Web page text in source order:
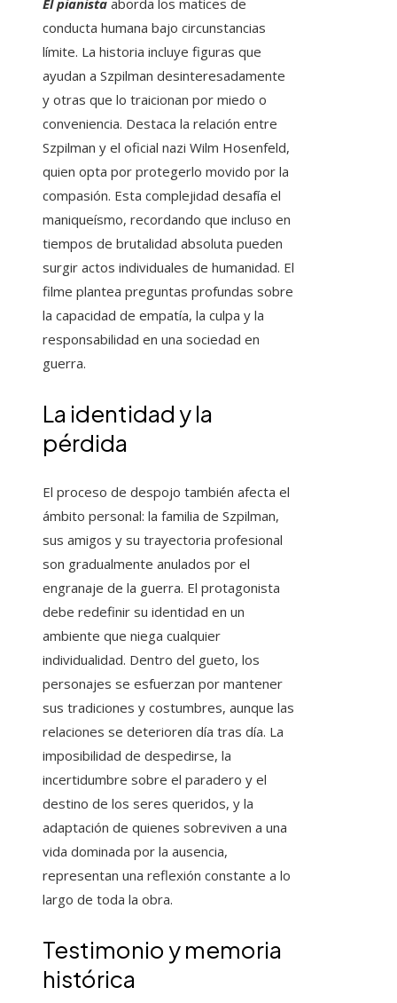
El pianista aborda los matices de
conducta humana bajo circunstancias
límite. La historia incluye figuras que
ayudan a Szpilman desinteresadamente
y otras que lo traicionan por miedo o
conveniencia. Destaca la relación entre
Szpilman y el oficial nazi Wilm Hosenfeld,
quien opta por protegerlo movido por la
compasión. Esta complejidad desafía el
maniqueísmo, recordando que incluso en
tiempos de brutalidad absoluta pueden
surgir actos individuales de humanidad. El
filme plantea preguntas profundas sobre
la capacidad de empatía, la culpa y la
responsabilidad en una sociedad en
guerra.
La identidad y la
pérdida
El proceso de despojo también afecta el
ámbito personal: la familia de Szpilman,
sus amigos y su trayectoria profesional
son gradualmente anulados por el
engranaje de la guerra. El protagonista
debe redefinir su identidad en un
ambiente que niega cualquier
individualidad. Dentro del gueto, los
personajes se esfuerzan por mantener
sus tradiciones y costumbres, aunque las
relaciones se deterioren día tras día. La
imposibilidad de despedirse, la
incertidumbre sobre el paradero y el
destino de los seres queridos, y la
adaptación de quienes sobreviven a una
vida dominada por la ausencia,
representan una reflexión constante a lo
largo de toda la obra.
Testimonio y memoria
histórica